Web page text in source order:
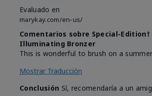
Evaluado en
marykay.com/en-us/
Comentarios sobre Special-
Illuminating Bronzer
This is wonderful to brush on a
Mostrar Traducción
Conclusión Sí, recomendaría a un